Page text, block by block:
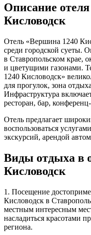
Описание
Кисловодск
Отель «Вершина 1240
среди городской суеты.
в Ставропольском крае,
и цветущими газонами.
1240 Кисловодск»
для прогулок, зона
Инфраструктура
ресторан, бар,
Отель предлагает
воспользоваться
экскурсий, арендой
Виды отдыха в
Кисловодск
1. Посещение
Кисловодск в
местным интересным
насладиться красотами
региона.